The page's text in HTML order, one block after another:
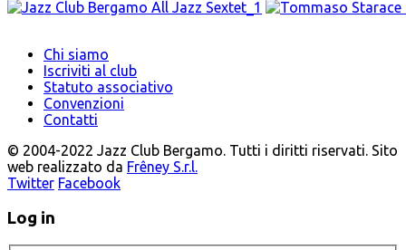
Chi siamo
Iscriviti al club
Statuto associativo
Convenzioni
Contatti
© 2004-2022 Jazz Club Bergamo. Tutti i diritti riservati. Sito
web realizzato da Frêney S.r.l.
Twitter Facebook
Log in